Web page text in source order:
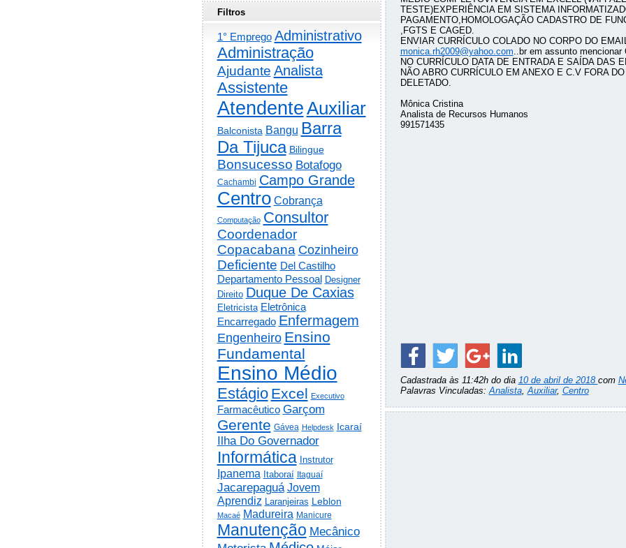
TESTE)EXPERIÊNCIA EM SISTEMA
PAGAMENTO,HOMOLOGAÇÃO CADASTRO DE
,FGTS E CAGED.
ENVIAR CURRÍCULO COLADO NO CORPO DO
monica.rh2009@yahoo.com..br em assunto mencionar
NO CURRÍCULO DATA DE ENTRADA E SAÍDA DAS
NÃO ABRO CURRÍCULO EM ANEXO E C.V FORA
DELETADO.
Mônica Cristina
Analista de Recursos Humanos
991571435
Cadastrada às 11:42h do dia 10 de abril de 2018 com
Palavras Vinculadas:Analista,Auxiliar, Centro
Filtros
1° Emprego Administrativo
Administração
Ajudante Analista
Assistente
AtendenteAuxiliar
Balconista Bangu Barra
Da Tijuca Bilingue
Bonsucesso Botafogo
Cachambi Campo Grande
Centro Cobrança
Computação Consultor
Coordenador
Copacabana Cozinheiro
Deficiente Del Castilho
Departamento Pessoal Designer
Direito Duque De Caxias
Eletricista Eletrônica
Encarregado Enfermagem
Engenheiro Ensino
Fundamental
Ensino Médio
Estágio Excel Executivo
Farmacêutico Garçom
Gerente Gávea Helpdesk Icaraí
Ilha Do Governador
Informática Instrutor
Ipanema Itaboraí Itaguaí
Jacarepaguá Jovem
Aprendiz
Laranjeiras Leblon
Macaé Madureira Manicure
Manutenção Mecânico